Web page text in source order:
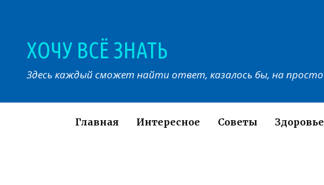
ХОЧУ ВСЁ ЗНАТЬ
Здесь каждый сможет найти ответ, казалось бы, на
Главная Интересное Советы Здоровье